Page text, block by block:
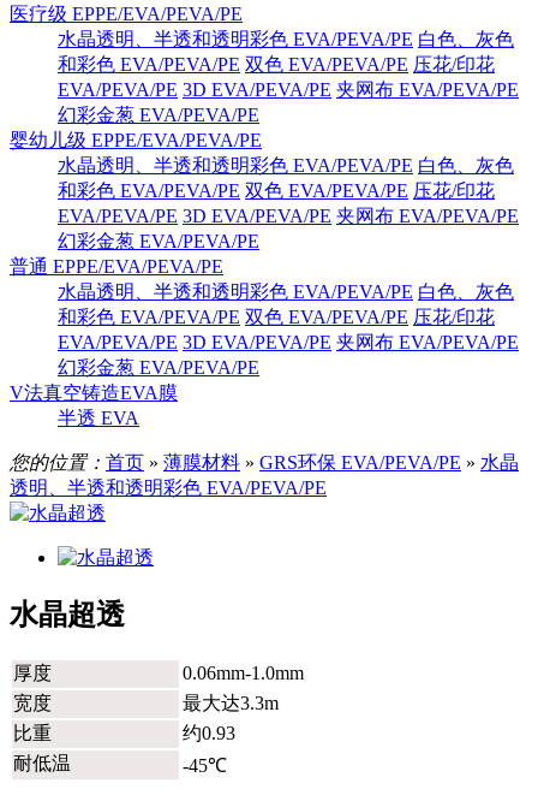
医疗级 EPPE/EVA/PEVA/PE
水晶透明、半透和透明彩色 EVA/PEVA/PE 白色、灰色
和彩色 EVA/PEVA/PE 双色 EVA/PEVA/PE 压花/印花
EVA/PEVA/PE 3D EVA/PEVA/PE 夹网布 EVA/PEVA/PE
幻彩金葱 EVA/PEVA/PE
婴幼儿级 EPPE/EVA/PEVA/PE
水晶透明、半透和透明彩色 EVA/PEVA/PE 白色、灰色
和彩色 EVA/PEVA/PE 双色 EVA/PEVA/PE 压花/印花
EVA/PEVA/PE 3D EVA/PEVA/PE 夹网布 EVA/PEVA/PE
幻彩金葱 EVA/PEVA/PE
普通 EPPE/EVA/PEVA/PE
水晶透明、半透和透明彩色 EVA/PEVA/PE 白色、灰色
和彩色 EVA/PEVA/PE 双色 EVA/PEVA/PE 压花/印花
EVA/PEVA/PE 3D EVA/PEVA/PE 夹网布 EVA/PEVA/PE
幻彩金葱 EVA/PEVA/PE
V法真空铸造EVA膜
半透 EVA
您的位置： 首页 » 薄膜材料 » GRS环保 EVA/PEVA/PE » 水晶
透明、半透和透明彩色 EVA/PEVA/PE
水晶超透
厚度
0.06mm-1.0mm
宽度
最大达3.3m
比重
约0.93
耐低温
-45℃